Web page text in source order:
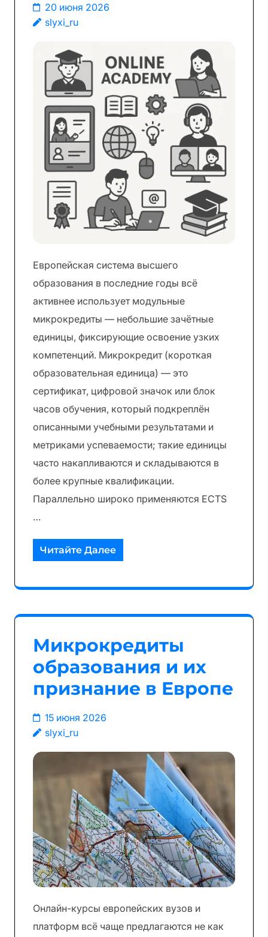
20 июня 2026
slyxi_ru
Европейская система высшего
образования в последние годы всё
активнее использует модульные
микрокредиты — небольшие зачётные
единицы, фиксирующие освоение узких
компетенций. Микрокредит (короткая
образовательная единица) — это
сертификат, цифровой значок или блок
часов обучения, который подкреплён
описанными учебными результатами и
метриками успеваемости; такие единицы
часто накапливаются и складываются в
более крупные квалификации.
Параллельно широко применяются ECTS
…
Читайте Далее
Микрокредиты
образования и их
признание в Европе
15 июня 2026
slyxi_ru
Онлайн-курсы европейских вузов и
платформ всё чаще предлагаются не как